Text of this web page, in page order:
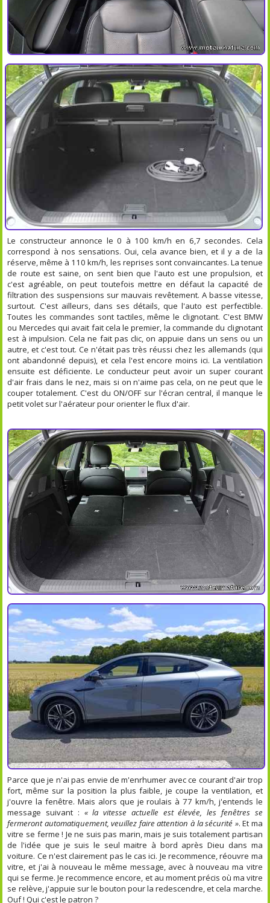
Le constructeur annonce le 0 à 100 km/h en 6,7 secondes. Cela
correspond à nos sensations. Oui, cela avance bien, et il y a de la
réserve, même à 110 km/h, les reprises sont convaincantes. La tenue
de route est saine, on sent bien que l'auto est une propulsion, et
c'est agréable, on peut toutefois mettre en défaut la capacité de
filtration des suspensions sur mauvais revêtement. A basse vitesse,
surtout. C'est ailleurs, dans ses détails, que l'auto est perfectible.
Toutes les commandes sont tactiles, même le clignotant. C'est BMW
ou Mercedes qui avait fait cela le premier, la commande du clignotant
est à impulsion. Cela ne fait pas clic, on appuie dans un sens ou un
autre, et c'est tout. Ce n'était pas très réussi chez les allemands (qui
ont abandonné depuis), et cela l'est encore moins ici. La ventilation
ensuite est déficiente. Le conducteur peut avoir un super courant
d'air frais dans le nez, mais si on n'aime pas cela, on ne peut que le
couper totalement. C'est du ON/OFF sur l'écran central, il manque le
petit volet sur l'aérateur pour orienter le flux d'air.
Parce que je n'ai pas envie de m'enrhumer avec ce courant d'air trop
fort, même sur la position la plus faible, je coupe la ventilation, et
j'ouvre la fenêtre. Mais alors que je roulais à 77 km/h, j'entends le
message suivant : « la vitesse actuelle est élevée, les fenêtres se
fermeront automatiquement, veuillez faire attention à la sécurité ». Et ma
vitre se ferme ! Je ne suis pas marin, mais je suis totalement partisan
de l'idée que je suis le seul maitre à bord après Dieu dans ma
voiture. Ce n'est clairement pas le cas ici. Je recommence, réouvre ma
vitre, et j'ai à nouveau le même message, avec à nouveau ma vitre
qui se ferme. Je recommence encore, et au moment précis où ma vitre
se relève, j'appuie sur le bouton pour la redescendre, et cela marche.
Ouf ! Qui c'est le patron ?